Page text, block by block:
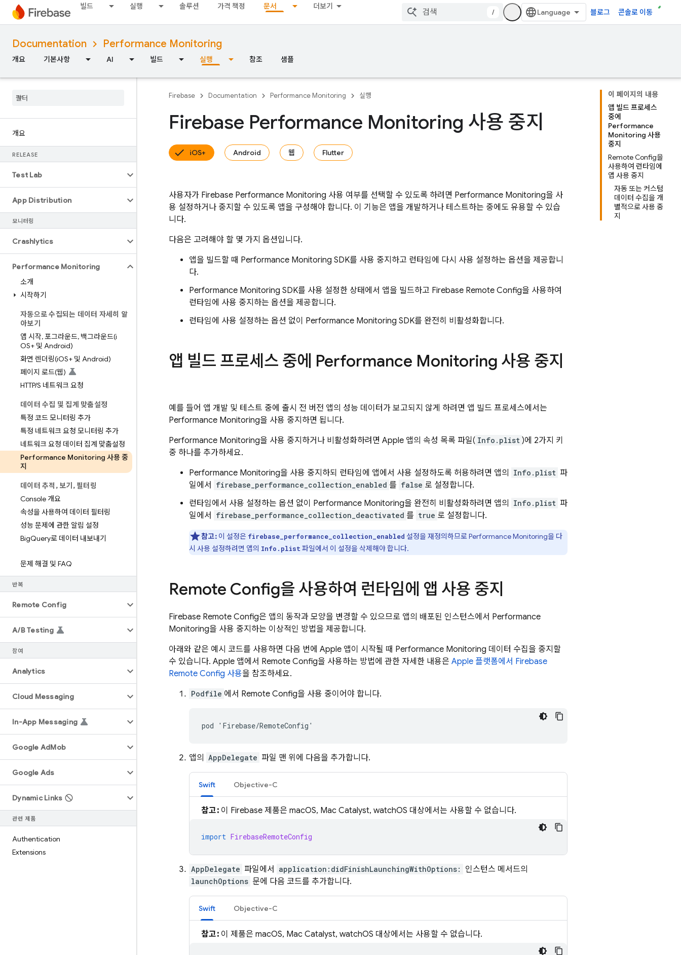
빌드 실행 솔루션 가격 책정 문서 더보기
/ 블로그 콘솔로 이동
Documentation Performance Monitoring
개요 기본사항 AI 빌드 실행 참조 샘플
개요
RELEASE
Test Lab
App Distribution
모니터링
Crashlytics
Performance Monitoring
소개
시작하기
자동으로 수집되는 데이터 자세히 알
아보기
앱 시작,포그라운드, 백그라운드(i
OS+ 및 Android)
화면 렌더링(iOS+ 및 Android)
페이지 로드(웹)
HTTP/S 네트워크 요청
데이터 수집 및 집계 맞춤설정
특정 코드 모니터링 추가
특정 네트워크 요청 모니터링 추가
네트워크 요청 데이터 집계 맞춤설정
Performance Monitoring 사용 중
지
데이터 추적 ,보기 ,필터링
Console 개요
속성을 사용하여 데이터 필터링
성능 문제에 관한 알림 설정
BigQuery로 데이터 내보내기
문제 해결 및 FAQ
반복
Remote Config
A/B Testing
참여
Analytics
Cloud Messaging
In-App Messaging
Google AdMob
Google Ads
Dynamic Links
관련 제품
Authentication
Extensions
이 페이지의 내용
앱 빌드 프로세스
중에
Performance
Monitoring 사용
중지
Remote Config을
사용하여 런타임에
앱 사용 중지
자동 또는 커스텀
데이터 수집을 개
별적으로 사용 중
지
Firebase Documentation Performance Monitoring 실행
Firebase Performance Monitoring 사용 중지
iOS+ Android 웹 Flutter
사용자가 Firebase Performance Monitoring 사용 여부를 선택할 수 있도록 하려면 Performance Monitoring을 사
용 설정하거나 중지할 수 있도록 앱을 구성해야 합니다. 이 기능은 앱을 개발하거나 테스트하는 중에도 유용할 수 있습
니다.
다음은 고려해야 할 몇 가지 옵션입니다.
앱을 빌드할 때 Performance Monitoring SDK를 사용 중지하고 런타임에 다시 사용 설정하는 옵션을 제공합니
다.
Performance Monitoring SDK를 사용 설정한 상태에서 앱을 빌드하고 Firebase Remote Config을 사용하여
런타임에 사용 중지하는 옵션을 제공합니다.
런타임에 사용 설정하는 옵션 없이 Performance Monitoring SDK를 완전히 비활성화합니다.
앱 빌드 프로세스 중에 Performance Monitoring 사용 중지
예를 들어 앱 개발 및 테스트 중에 출시 전 버전 앱의 성능 데이터가 보고되지 않게 하려면 앱 빌드 프로세스에서는
Performance Monitoring을 사용 중지하면 됩니다.
Performance Monitoring을 사용 중지하거나 비활성화하려면 Apple 앱의 속성 목록 파일( Info.plist )에 2가지 키
중 하나를 추가하세요.
Performance Monitoring을 사용 중지하되 런타임에 앱에서 사용 설정하도록 허용하려면 앱의 Info.plist 파
일에서
firebase_performance_collection_enabled 를 false 로 설정합니다.
런타임에서 사용 설정하는 옵션 없이 Performance Monitoring을 완전히 비활성화하려면 앱의 Info.plist 파
일에서
firebase_performance_collection_deactivated 를 true 로 설정합니다.
참고:이 설정은 firebase_performance_collection_enabled 설정을 재정의하므로 Performance Monitoring을 다
시 사용 설정하려면 앱의 Info.plist 파일에서 이 설정을 삭제해야 합니다.
Remote Config을 사용하여 런타임에 앱 사용 중지
Firebase Remote Config은 앱의 동작과 모양을 변경할 수 있으므로 앱의 배포된 인스턴스에서 Performance
Monitoring을 사용 중지하는 이상적인 방법을 제공합니다.
아래와 같은 예시 코드를 사용하면 다음 번에 Apple 앱이 시작될 때 Performance Monitoring 데이터 수집을 중지할
수 있습니다. Apple 앱에서 Remote Config을 사용하는 방법에 관한 자세한 내용은 Apple 플랫폼에서 Firebase
Remote Config 사용을 참조하세요.
Podfile 에서 Remote Config을 사용 중이어야 합니다.
앱의 AppDelegate 파일 맨 위에 다음을 추가합니다.
Swift Objective-C
참고:이 Firebase 제품은 macOS, Mac Catalyst, watchOS 대상에서는 사용할 수 없습니다.
import FirebaseRemoteConfig
AppDelegate 파일에서 application:didFinishLaunchingWithOptions: 인스턴스 메서드의
launchOptions 문에 다음 코드를 추가합니다.
Swift Objective-C
참고:이 제품은 macOS, Mac Catalyst, watchOS 대상에서는 사용할 수 없습니다.